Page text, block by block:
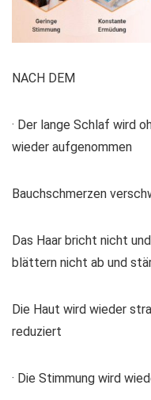
NACH DEM
· Der lange Schlaf wird
wieder aufgenommen
Bauchschmerzen
Das Haar bricht nicht
blättern nicht ab und
Die Haut wird wieder
reduziert
· Die Stimmung wird